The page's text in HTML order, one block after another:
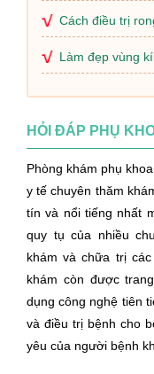
Cách điều trị
Làm đẹp vùng
HỎI ĐÁP PHỤ
Phòng khám phụ
y tế chuyên thăm
tín và nổi tiếng nhất
quy tụ của nhiều
khám và chữa trị
khám còn được
dụng công nghệ tiên
và điều trị bệnh cho
yêu của người bệnh